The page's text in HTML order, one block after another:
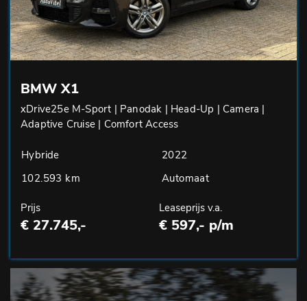
BMW X1
xDrive25e M-Sport | Panodak | Head-Up | Camera |
Adaptive Cruise | Comfort Access
Hybride
2022
102.593 km
Automaat
Prijs
€ 27.745,-
Leaseprijs v.a.
€ 597,- p/m